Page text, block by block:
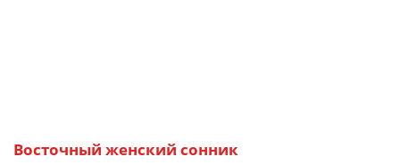
Восточный женский сонник